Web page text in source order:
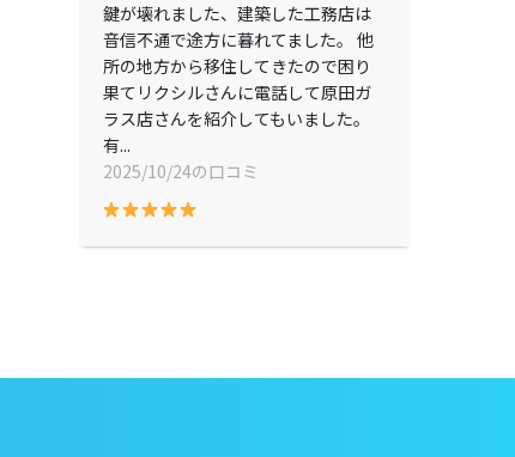
鍵が壊れました、建築した工務店は
音信不通で途方に暮れてました。 他
所の地方から移住してきたので困り
果てリクシルさんに電話して原田ガ
ラス店さんを紹介してもいました。
有...
2025/10/24の口コミ